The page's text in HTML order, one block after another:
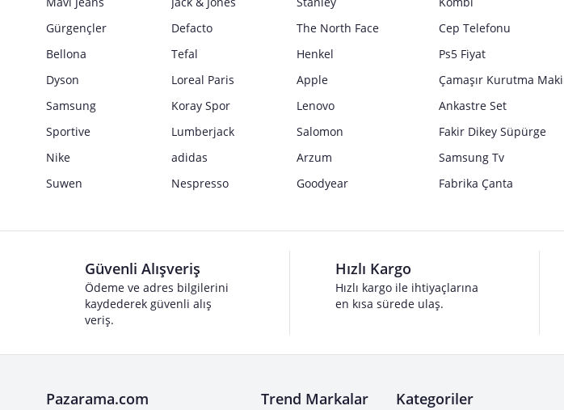
Gürgençler
Defacto
The North Face
Bellona
Tefal
Henkel
Dyson
Loreal Paris
Apple
Samsung
Koray Spor
Lenovo
Sportive
Lumberjack
Salomon
Nike
adidas
Arzum
Suwen
Nespresso Goodyear
Cep Telefonu
Ps5 Fiyat
Çamaşır Kurutma
Ankastre Set
Fakir Dikey Süpürge
Samsung Tv
Fabrika Çanta
Güvenli Alışveriş
Ödeme ve adres bilgilerini
kaydederek güvenli alış
veriş.
Hızlı Kargo
Hızlı kargo ile ihtiyaçlarına
en kısa sürede ulaş.
Pazarama.com Trend Markalar Kategoriler